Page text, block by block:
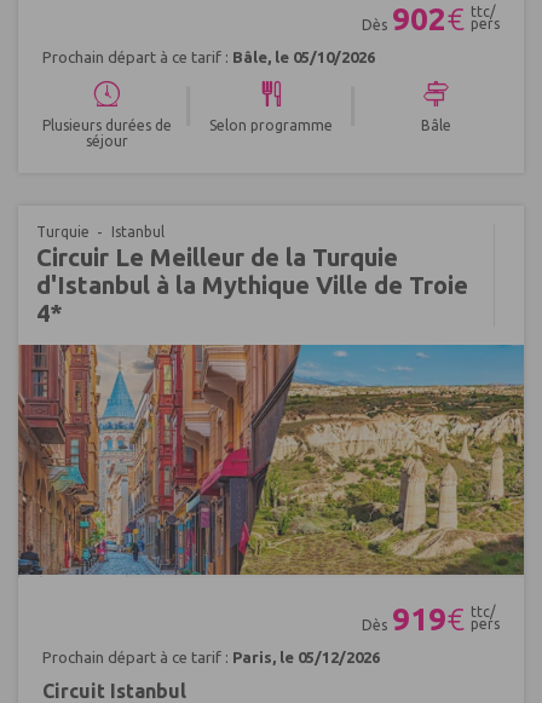
Dès 902€ ttc/
pers
Prochain départ à ce tarif : Bâle, le 05/10/2026
Plusieurs durées de
séjour
Selon programme Bâle
Turquie Istanbul
Circuir Le Meilleur de la Turquie
d'Istanbul à la Mythique Ville de Troie
4*
Dès 919€ ttc/
pers
Prochain départ à ce tarif : Paris, le 05/12/2026
Circuit Istanbul